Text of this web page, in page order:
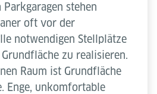
Parkgaragen stehen
oft vor der
notwendigen Stellplätze
zu realisieren.
Raum ist Grundfläche
Enge, unkomfortable